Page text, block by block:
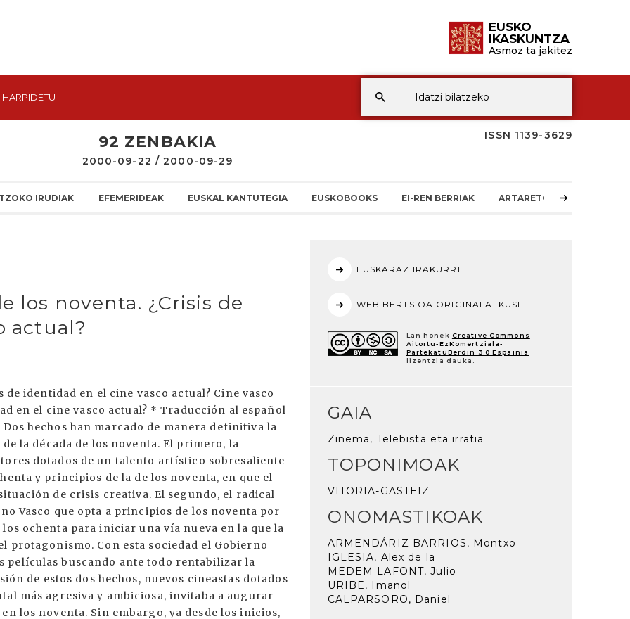
EUSKO
IKASKUNTZA
Asmoz ta jakitez
HARPIDETU
ISSN 1139-3629
92 ZENBAKIA
2000-09-22 / 2000-09-29
IRUDIAK EFEMERIDEAK EUSKAL KANTUTEGIA EUSKOBOOKS EI-REN BERRIAK ARTARETOA
los noventa. ¿Crisis de
actual?
identidad en el cine vasco actual? Cine vasco
en el cine vasco actual? * Traducción al español
hechos han marcado de manera definitiva la
la década de los noventa. El primero, la
dotados de un talento artístico sobresaliente
y principios de la de los noventa, en que el
de crisis creativa. El segundo, el radical
Vasco que opta a principios de los noventa por
ochenta para iniciar una vía nueva en la que la
protagonismo. Con esta sociedad el Gobierno
películas buscando ante todo rentabilizar la
de estos dos hechos, nuevos cineastas dotados
más agresiva y ambiciosa, invitaba a augurar
los noventa. Sin embargo, ya desde los inicios,
EUSKARAZ IRAKURRI
WEB BERTSIOA ORIGINALA IKUSI
Lan honek Creative Commons
Aitortu-EzKomertziala-
PartekatuBerdin 3.0 Espainia
lizentzia dauka.
GAIA
Zinema, Telebista eta irratia
TOPONIMOAK
VITORIA-GASTEIZ
ONOMASTIKOAK
ARMENDÁRIZ BARRIOS, Montxo
IGLESIA, Alex de la
MEDEM LAFONT, Julio
URIBE, Imanol
CALPARSORO, Daniel